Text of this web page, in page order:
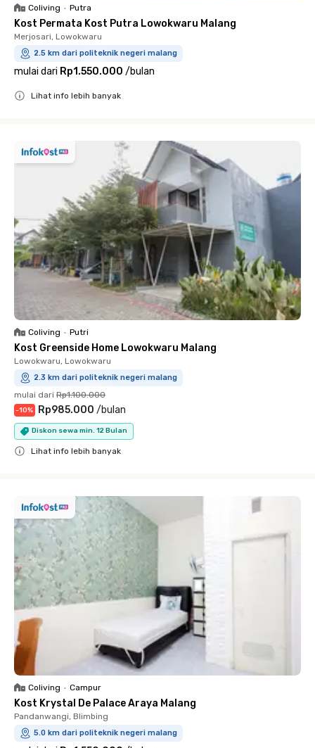
Coliving • Putra
Kost Permata Kost Putra Lowokwaru Malang
Merjosari, Lowokwaru
2.5 km dari politeknik negeri malang
mulai dari Rp1.550.000 /bulan
Lihat info lebih banyak
Coliving • Putri
Kost Greenside Home Lowokwaru Malang
Lowokwaru, Lowokwaru
2.3 km dari politeknik negeri malang
mulai dari Rp1.100.000
-10% Rp985.000 /bulan
Diskon sewa min. 12 Bulan
Lihat info lebih banyak
Coliving • Campur
Kost Krystal De Palace Araya Malang
Pandanwangi, Blimbing
5.0 km dari politeknik negeri malang